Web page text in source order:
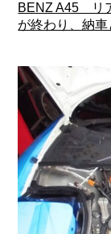
BENZ A45 リ
が終わり、納車